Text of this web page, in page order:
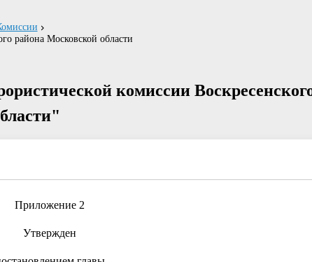
района Московской области
комиссии
Приложение 2
Утвержден